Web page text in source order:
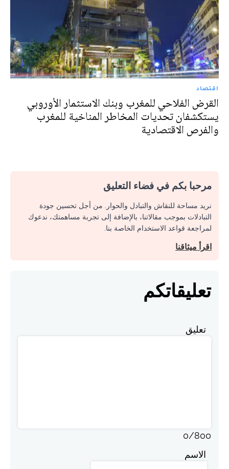
اقتصاد
القرض الفلاحي للمغرب وبنك الاستثمار الأوروبي
يستكشفان تحديات المخاطر المناخية للمغرب
والفرص الاقتصادية
مرحبا بكم في فضاء التعليق
نريد مساحة للنقاش والتبادل والحوار. من أجل تحسين جودة
التبادلات بموجب مقالاتنا، بالإضافة إلى تجربة مساهمتك، ندعوك
لمراجعة قواعد الاستخدام الخاصة بنا.
اقرأ ميثاقنا
تعليقاتكم
تعليق
0/800
الاسم